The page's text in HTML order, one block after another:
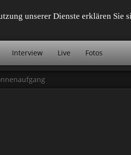
unserer Dienste erklären Sie
Interview Live Fotos